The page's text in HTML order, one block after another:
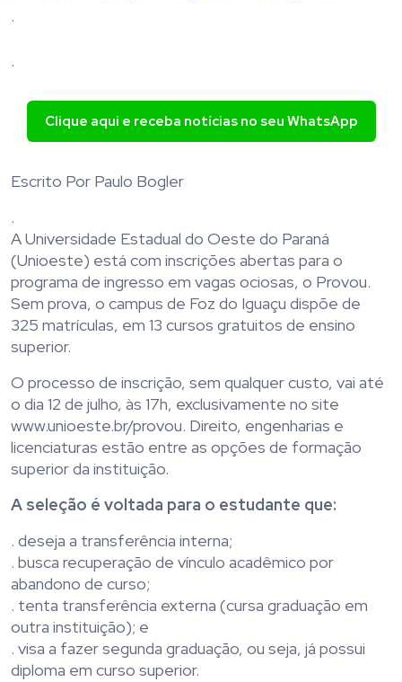
.
.
Clique aqui e receba notícias no seu WhatsApp
Escrito Por Paulo Bogler
.
A Universidade Estadual do Oeste do Paraná
(Unioeste) está com inscrições abertas para o
programa de ingresso em vagas ociosas, o Provou.
Sem prova, o campus de Foz do Iguaçu dispõe de
325 matrículas, em 13 cursos gratuitos de ensino
superior.
O processo de inscrição, sem qualquer custo, vai até
o dia 12 de julho, às 17h, exclusivamente no site
www.unioeste.br/provou. Direito, engenharias e
licenciaturas estão entre as opções de formação
superior da instituição.
A seleção é voltada para o estudante que:
. deseja a transferência interna;
. busca recuperação de vínculo acadêmico por
abandono de curso;
. tenta transferência externa (cursa graduação em
outra instituição); e
. visa a fazer segunda graduação, ou seja, já possui
diploma em curso superior.